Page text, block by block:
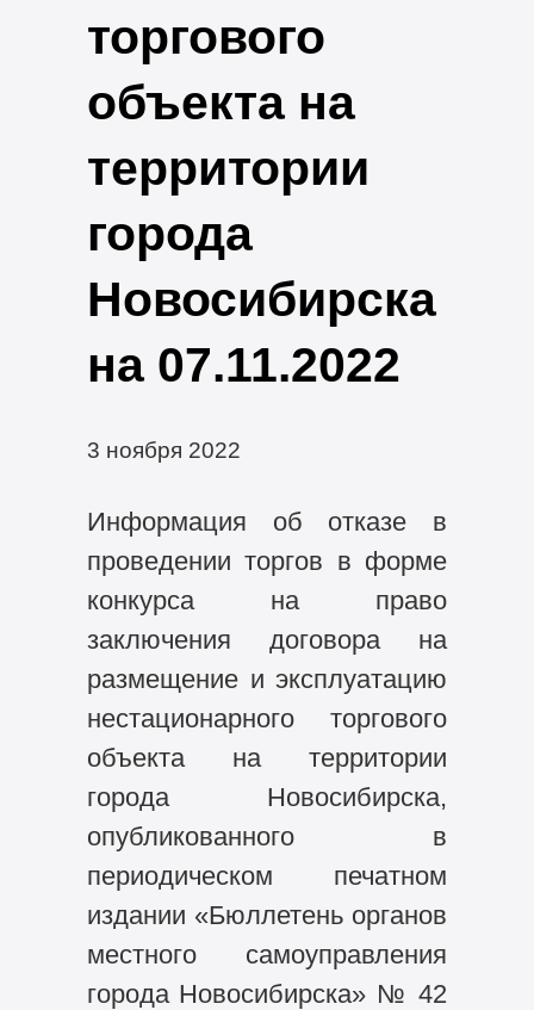
торгового
объекта на
территории
города
Новосибирска
на 07.11.2022
3 ноября 2022
Информация об отказе в
проведении торгов в форме
конкурса на право
заключения договора на
размещение и эксплуатацию
нестационарного торгового
объекта на территории
города Новосибирска,
опубликованного в
периодическом печатном
издании «Бюллетень органов
местного самоуправления
города Новосибирска» № 42